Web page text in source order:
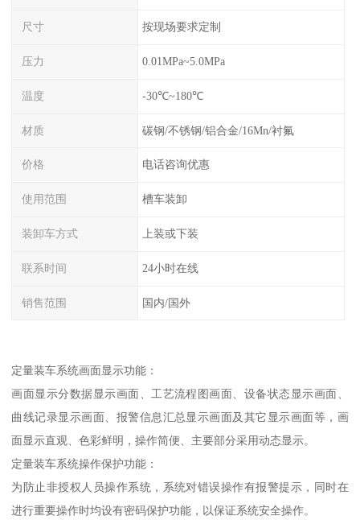
尺寸 按现场要求定制
压力 0.01MPa~5.0MPa
温度 -30℃~180℃
材质 碳钢/不锈钢/铝合金/16Mn/衬氟
价格 电话咨询优惠
使用范围 槽车装卸
装卸车方式 上装或下装
联系时间 24小时在线
销售范围 国内/国外
定量装车系统画面显示功能：
画面显示分数据显示画面、工艺流程图画面、设备状态显示画面、
曲线记录显示画面、报警信息汇总显示画面及其它显示画面等，画
面显示直观、色彩鲜明，操作简便、主要部分采用动态显示。
定量装车系统操作保护功能：
为防止非授权人员操作系统，系统对错误操作有报警提示，同时在
进行重要操作时均设有密码保护功能，以保证系统安全操作。